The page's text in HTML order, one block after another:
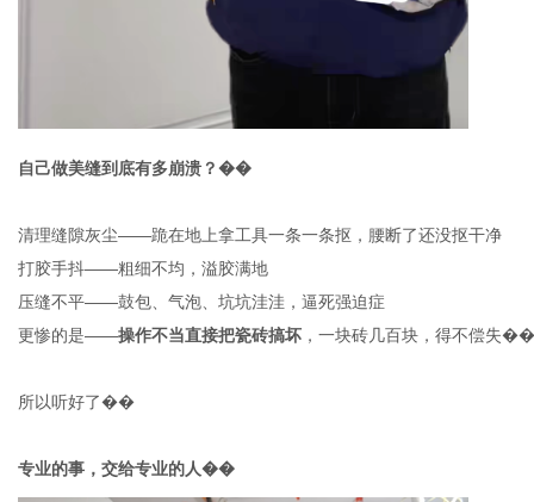
自己做美缝到底有多崩溃？��
清理缝隙灰尘——跪在地上拿工具一条一条抠，腰断了还没抠干净
打胶手抖——粗细不均，溢胶满地
压缝不平——鼓包、气泡、坑坑洼洼，逼死强迫症
更惨的是——操作不当直接把瓷砖搞坏 ，一块砖几百块，得不偿失��
所以听好了��
专业的事，交给专业的人��